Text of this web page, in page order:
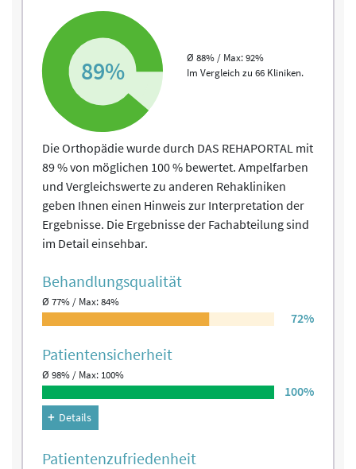
89%
Ø 88% / Max: 92%
Im Vergleich zu 66 Kliniken.
Die Orthopädie wurde durch DAS REHAPORTAL mit
89 % von möglichen 100 % bewertet. Ampelfarben
und Vergleichswerte zu anderen Rehakliniken
geben Ihnen einen Hinweis zur Interpretation der
Ergebnisse. Die Ergebnisse der Fachabteilung sind
im Detail einsehbar.
Behandlungs­qualität
Ø 77% / Max: 84%
72%
Patienten­sicherheit
Ø 98% / Max: 100%
100%
Details
Patienten­zufriedenheit